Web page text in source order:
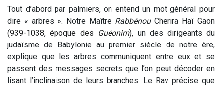
Tout d’abord par palmiers, on entend un mot général pour
dire « arbres ». Notre Maître RabbénouCherira Haï Gaon
(939-1038, époque des Guéonim), un des dirigeants du
judaïsme de Babylonie au premier siècle de notre ère,
explique que les arbres communiquent entre eux et se
passent des messages secrets que l’on peut décoder en
lisant l’inclinaison de leurs branches. Le Rav précise que